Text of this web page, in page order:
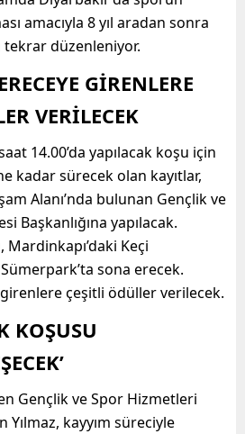
amacıyla 8 yıl aradan sonra
düzenleniyor.
GİRENLERE
VERİLECEK
14.00’da yapılacak koşu için
kadar sürecek olan kayıtlar,
Alanı’nda bulunan Gençlik ve
Başkanlığına yapılacak.
Keçi
sona erecek.
çeşitli ödüller verilecek.
KOŞUSU
Gençlik ve Spor Hizmetleri
Yılmaz, kayyım süreciyle